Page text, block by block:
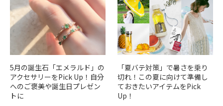
5月の誕生石「エメラルド」の
アクセサリーをPick Up！自分
へのご褒美や誕生日プレゼン
トに
「夏バテ対策」で暑さを乗り
切れ！この夏に向けて準備し
ておきたいアイテムをPick
Up！